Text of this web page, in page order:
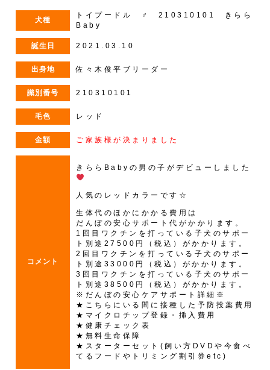
犬種
トイプードル ♂ 210310101 きらら
Baby
誕生日 2021.03.10
出身地 佐々木俊平ブリーダー
識別番号 210310101
毛色 レッド
金額 ご家族様が決まりました
コメント
きららBabyの男の子がデビューしました
人気のレッドカラーです☆
生体代のほかにかかる費用は
だんぼの安心サポート代がかかります。
1回目ワクチンを打っている子犬のサポー
ト別途27500円（税込）がかかります。
2回目ワクチンを打っている子犬のサポー
ト別途33000円（税込）がかかります。
3回目ワクチンを打っている子犬のサポー
ト別途38500円（税込）がかかります。
※だんぼの安心ケアサポート詳細※
★こちらにいる間に接種した予防投薬費用
★マイクロチップ登録・挿入費用
★健康チェック表
★無料生命保障
★スターターセット(飼い方DVDや今食べ
てるフードやトリミング割引券etc)